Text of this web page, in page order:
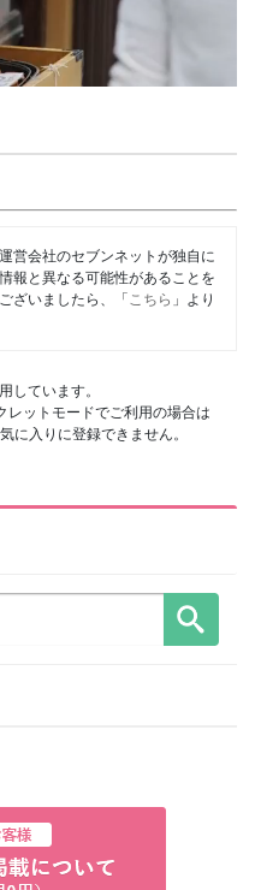
営会社のセブンネットが独自に
報と異なる可能性があることを
ざいましたら、「 こちら 」より
しています。
レットモードでご利用の場合は
に入りに登録できません。